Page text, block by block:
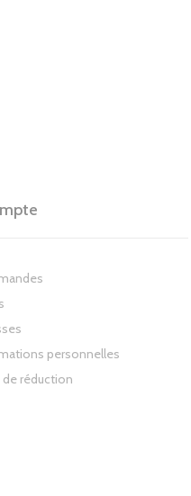
personnelles
réduction